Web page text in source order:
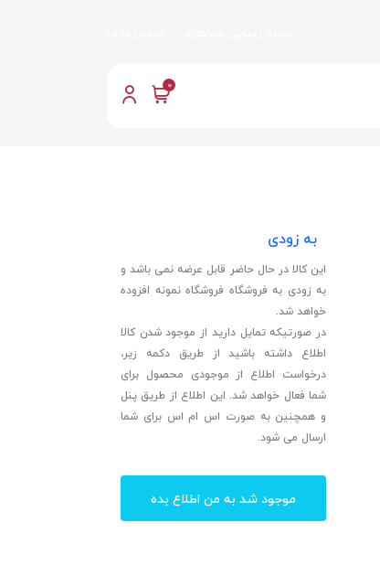
0
به زودی
این کالا در حال حاضر قابل عرضه نمی باشد و
به زودی به فروشگاه فروشگاه نمونه افزوده
خواهد شد.
در صورتیکه تمایل دارید از موجود شدن کالا
اطلاع داشته باشید از طریق دکمه زیر،
درخواست اطلاع از موجودی محصول برای
شما فعال خواهد شد. این اطلاع از طریق پنل
و همچنین به صورت اس ام اس برای شما
ارسال می شود.
موجود شد به من اطلاع بده